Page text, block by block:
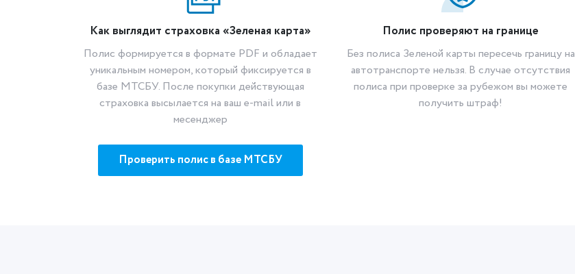
Как выглядит страховка «Зеленая карта»
Полис формируется в формате PDF и обладает
уникальным номером, который фиксируется в
базе МТСБУ. После покупки действующая
страховка высылается на ваш e-mail или в
месенджер
Проверить полис в базе МТСБУ
Полис проверяют на границе
Без полиса Зеленой карты пересечь границу на
автотранспорте нельзя. В случае отсутствия
полиса при проверке за рубежом вы можете
получить штраф!